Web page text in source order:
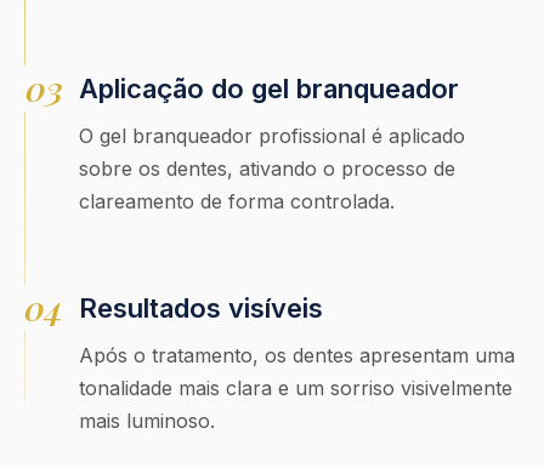
03 Aplicação do gel branqueador
O gel branqueador profissional é aplicado
sobre os dentes, ativando o processo de
clareamento de forma controlada.
04 Resultados visíveis
Após o tratamento, os dentes apresentam uma
tonalidade mais clara e um sorriso visivelmente
mais luminoso.